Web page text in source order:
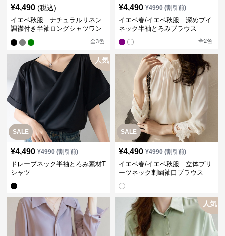
¥4,490 (税込)
イエベ秋服 ナチュラルリネン
調襟付き半袖ロングシャツワン
全3色
¥4,490 ¥4990(割引前)
イエベ春/イエベ秋服 深めブイ
ネック半袖とろみブラウス
全2色
SALE
人気
¥4,490 ¥4990(割引前)
ドレープネック半袖とろみ素材T
シャツ
SALE
¥4,490 ¥4990(割引前)
イエベ春/イエベ秋服 立体プリ
ーツネック刺繍袖口ブラウス
人気